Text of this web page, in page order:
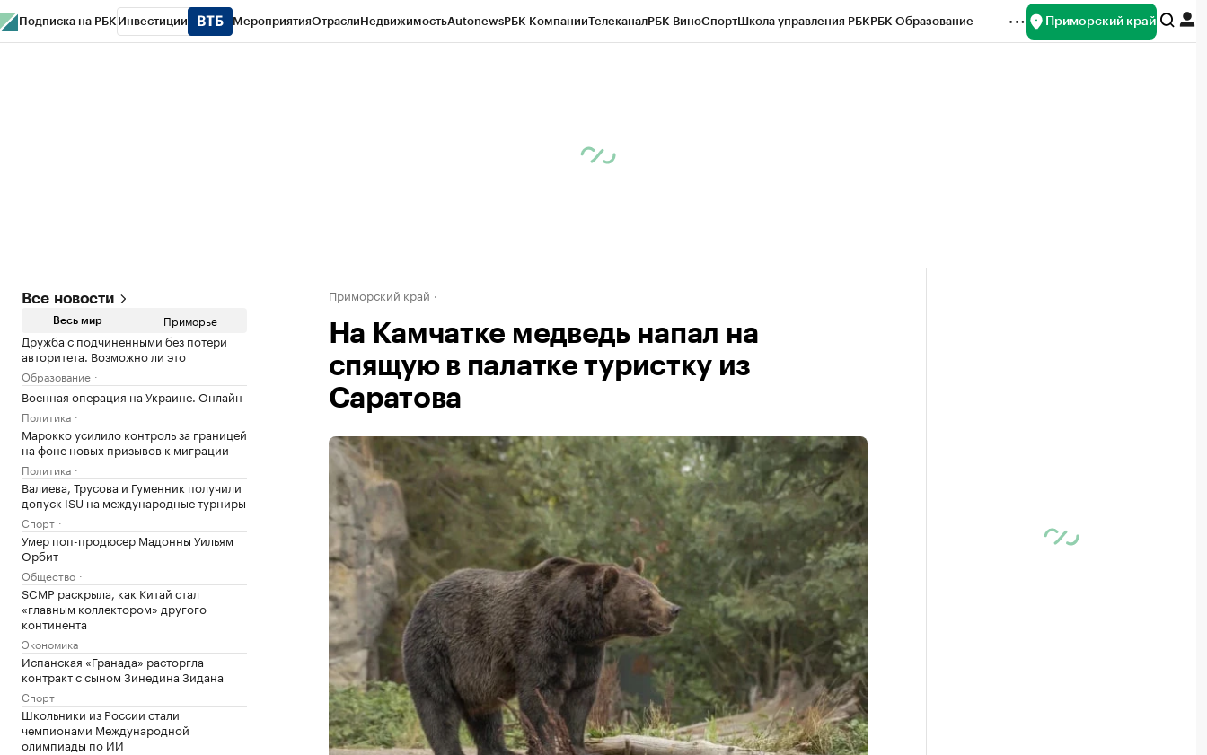
Подписка на РБК Инвестиции МероприятияОтраслиНедвижимостьAutonewsРБК КомпанииТелеканалРБК ВиноСпортШкола управления РБКРБК Образование Приморский край
Все новости
Весь мир Приморье
Дружба с подчиненными без потери
авторитета. Возможно ли это
Образование
Военная операция на Украине. Онлайн
Политика
Марокко усилило контроль за границей
на фоне новых призывов к миграции
Политика
Валиева, Трусова и Гуменник получили
допуск ISU на международные турниры
Спорт
Умер поп-продюсер Мадонны Уильям
Орбит
Общество
SCMP раскрыла, как Китай стал
«главным коллектором» другого
континента
Экономика
Испанская «Гранада» расторгла
контракт с сыном Зинедина Зидана
Спорт
Школьники из России стали
чемпионами Международной
олимпиады по ИИ
Приморский край
На Камчатке медведь напал на
спящую в палатке туристку из
Саратова